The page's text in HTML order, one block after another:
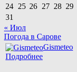
24 25 26 27 28 29
31
« Июл
Погода в Сарове
Gismeteo
Подробнее